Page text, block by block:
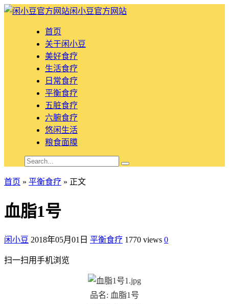
闲小豆官方网站
首页
关于闲小豆
美好食疗
生活食疗
日常食疗
平衡食疗
五脏食疗
六腑食疗
悠闲生活
粮食面膜
首页 » 平衡食疗 » 正文
血脂1号
闲小豆 2018年05月01日 平衡食疗 1770 views 0
扫一扫用手机浏览
品名: 血脂1号